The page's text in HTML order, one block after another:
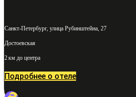
Санкт-Петербург, улица Рубинштейна, 27
Достоевская
2 км до центра
Подробнее о отеле